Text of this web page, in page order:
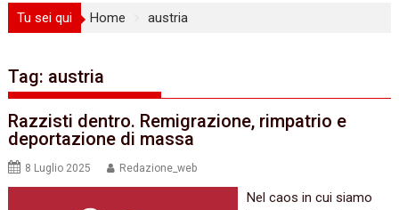
Tu sei qui Home austria
Tag: austria
Razzisti dentro. Remigrazione, rimpatrio e
deportazione di massa
8 Luglio 2025 Redazione_web
Nel caos in cui siamo